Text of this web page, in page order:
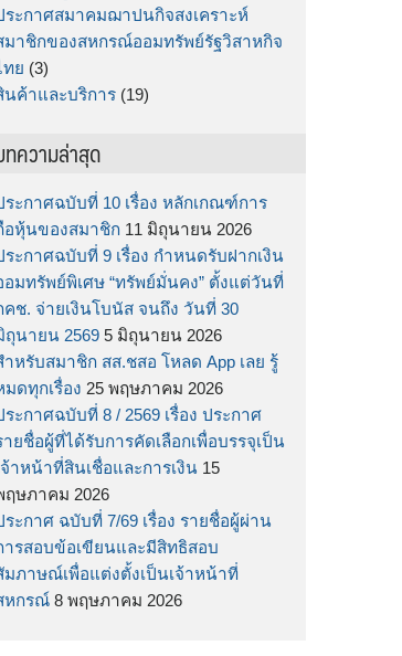
ระกาศสมาคมฌาปนกิจสงเคราะห์
มาชิกของสหกรณ์ออมทรัพย์รัฐวิสาหกิจ
ทย (3)
นค้าและบริการ (19)
ความล่าสุด
ระกาศฉบับที่ 10 เรื่อง หลักเกณฑ์การ
อหุ้นของสมาชิก 11 มิถุนายน 2026
ระกาศฉบับที่ 9 เรื่อง กำหนดรับฝากเงิน
อมทรัพย์พิเศษ “ทรัพย์มั่นคง” ตั้งแต่วันที่
คช. จ่ายเงินโบนัส จนถึง วันที่ 30
ถุนายน 2569 5 มิถุนายน 2026
ำหรับสมาชิก สส.ชสอ โหลด App เลย รู้
มดทุกเรื่อง 25 พฤษภาคม 2026
ระกาศฉบับที่ 8 / 2569 เรื่อง ประกาศ
ายชื่อผู้ที่ได้รับการคัดเลือกเพื่อบรรจุเป็น
จ้าหน้าที่สินเชื่อและการเงิน 15
ฤษภาคม 2026
ระกาศ ฉบับที่ 7/69 เรื่อง รายชื่อผู้ผ่าน
ารสอบข้อเขียนและมีสิทธิสอบ
มภาษณ์เพื่อแต่งตั้งเป็นเจ้าหน้าที่
หกรณ์ 8 พฤษภาคม 2026